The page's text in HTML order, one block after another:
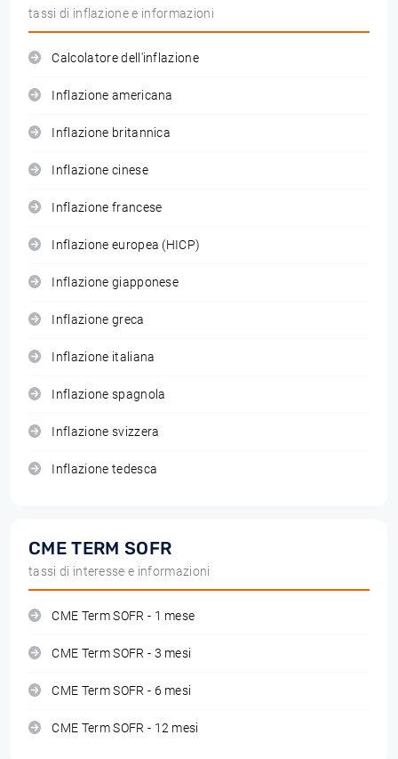
tassi di inflazione e informazioni
Calcolatore dell'inflazione
Inflazione americana
Inflazione britannica
Inflazione cinese
Inflazione francese
Inflazione europea (HICP)
Inflazione giapponese
Inflazione greca
Inflazione italiana
Inflazione spagnola
Inflazione svizzera
Inflazione tedesca
CME TERM SOFR
tassi di interesse e informazioni
CME Term SOFR - 1 mese
CME Term SOFR - 3 mesi
CME Term SOFR - 6 mesi
CME Term SOFR - 12 mesi